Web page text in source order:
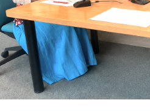
【小山宙哉プロフィール】
1978年生 京都府出身 京都市立
京都市立美術工芸高等学校）、
卒業。デザイン会社勤務を経て
をした『ジジジイ』で第14回
たせせいぞう賞）受賞。『劇団
OPEN大賞受賞。2006年『ハル